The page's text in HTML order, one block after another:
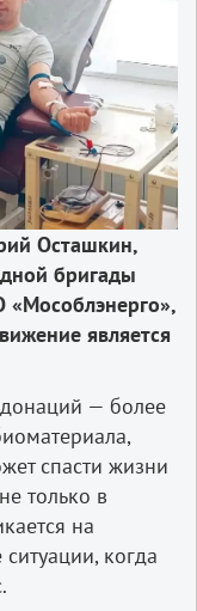
Осташкин,
бригады
«Мособлэнерго»,
является
— более
спасти жизни
только в
на
когда